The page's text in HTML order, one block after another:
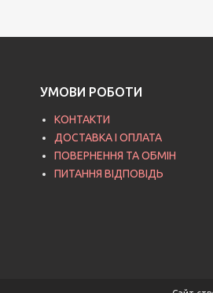
УМОВИ РОБОТИ
КОНТАКТИ
ДОСТАВКА І ОПЛАТА
ПОВЕРНЕННЯ ТА ОБМІН
ПИТАННЯ ВІДПОВІДЬ